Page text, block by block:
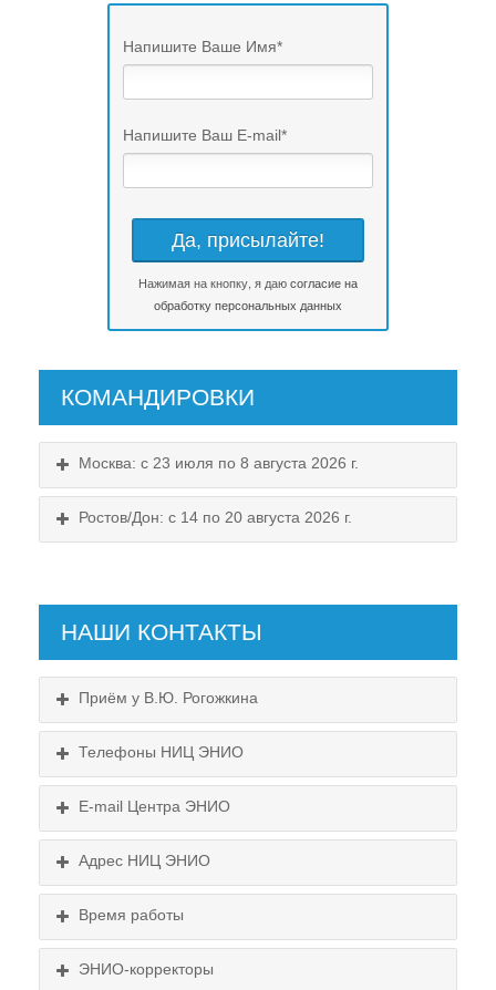
Напишите Ваше Имя*
Напишите Ваш E-mail*
Нажимая на кнопку, я даюсогласие на
обработку персональных данных
КОМАНДИРОВКИ
Москва: с 23 июля по 8 августа 2026 г.
Схема проезда
Выходные:
Ростов/Дон: с 14 по 20 августа 2026 г.
Схема проезда
Выходные:
НАШИ КОНТАКТЫ
Приём у В.Ю. Рогожкина
Телефоны НИЦ ЭНИО
E-mail Центра ЭНИО
Адрес НИЦ ЭНИО
Время работы
ЭНИО-корректоры